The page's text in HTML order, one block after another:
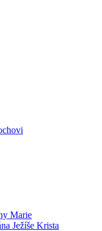
Marie
Ježíše Krista